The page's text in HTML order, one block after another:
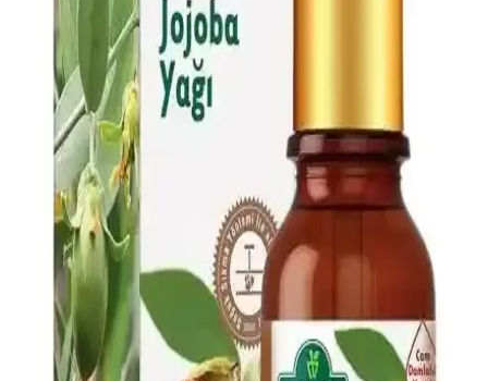
Monalisa Kadın L Boy Kahverengi Tonlar 50'li
Lastik Toka Seti Şıklık ve Fonksiyonellik Bir Arada
50'li kahverengi tonlarındaki lastik toka seti, dayanıklı ve elastik
yapısıyla saçlara zarar vermeden pratik kullanım sağlar. Günlük
şıklık ve fonksiyonellik sunar.
Urban Care Biotin & Keratin Dökülmeye Eğilimli
Saçlar İçin Şampuan Özellikleri ve Kullanıcı
Yorumları
Urban Care Biotin & Keratin şampuanı, dökülmeye eğilimli saçlar
için güçlendirici ve nemlendirici formülüyle saç sağlığını destekler,
kullanıcı memnuniyetini artırır.
Orzax Ocean Biotin 60 Kapsül ile Saç ve Tırnak
Sağlığını Güçlendirin